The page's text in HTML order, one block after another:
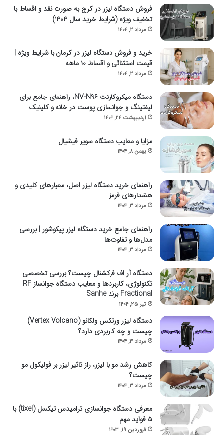
فروش دستگاه لیزر در کرج به صورت نقد و اقساط با
تخفیف ویژه (شرایط خرید سال ۱۴۰۴)
مرداد ۲, ۱۴۰۴
خرید و فروش دستگاه لیزر در کرمان با شرایط ویژه |
قیمت استثنائی و اقساط ۱۰ ماهه
مرداد ۲, ۱۴۰۴
دستگاه میکروکارنت NV-N96، راهنمای جامع برای
لیفتینگ و جوانسازی پوست در خانه و کلینیک
اردیبهشت ۲۴, ۱۴۰۴
مزایا و معایب دستگاه سوپر فیشیال
بهمن ۸, ۱۴۰۴
راهنمای خرید دستگاه لیزر اصل، معیارهای کلیدی و
هشدارهای قرمز
مرداد ۳, ۱۴۰۴
راهنمای جامع خرید دستگاه لیزر پیکوشور | بررسی
مدل‌ها و تفاوت‌ها
مرداد ۳, ۱۴۰۴
دستگاه آر اف فرکشنال چیست؟ بررسی تخصصی
تکنولوژی، کاربردها و معایب دستگاه جوانساز RF
Fractional برند Sanhe
تیر ۲۵, ۱۴۰۴
دستگاه لیزر ورتکس ولکانو (Vertex Volcano)
چیست و چه کاربردی دارد؟
مرداد ۳, ۱۴۰۴
کاهش رشد مو با لیزر، راز تاثیر لیزر بر فولیکول‌ مو
چیست؟
مرداد ۳, ۱۴۰۴
معرفی دستگاه جوانسازی ترامیدس تیکسل (tixel) با
۵ فواید مهم
فروردین ۱۹, ۱۴۰۳